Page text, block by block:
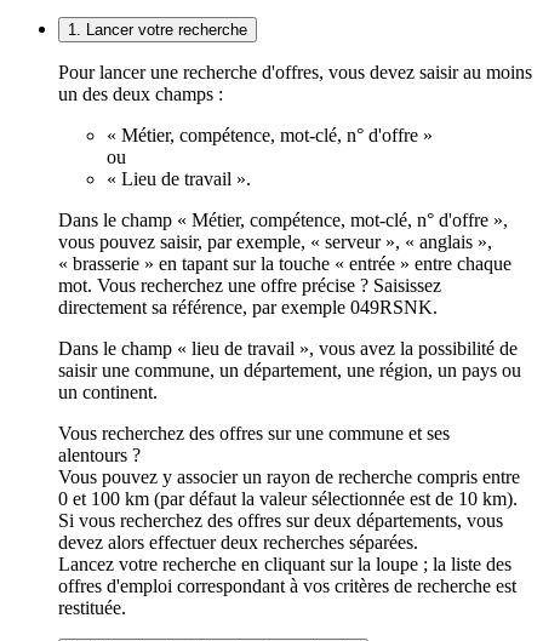
1. Lancer votre recherche
Pour lancer une recherche d'offres, vous devez saisir au moins
un des deux champs :
« Métier, compétence, mot-clé, n° d'offre »
ou
« Lieu de travail ».
Dans le champ « Métier, compétence, mot-clé, n° d'offre »,
vous pouvez saisir, par exemple, « serveur », « anglais »,
« brasserie » en tapant sur la touche « entrée » entre chaque
mot. Vous recherchez une offre précise ? Saisissez
directement sa référence, par exemple 049RSNK.
Dans le champ « lieu de travail », vous avez la possibilité de
saisir une commune, un département, une région, un pays ou
un continent.
Vous recherchez des offres sur une commune et ses
alentours ?
Vous pouvez y associer un rayon de recherche compris entre
0 et 100 km (par défaut la valeur sélectionnée est de 10 km).
Si vous recherchez des offres sur deux départements, vous
devez alors effectuer deux recherches séparées.
Lancez votre recherche en cliquant sur la loupe ; la liste des
offres d'emploi correspondant à vos critères de recherche est
restituée.